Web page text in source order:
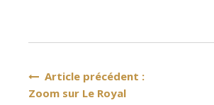
Navigation
Article précédent :
Zoom sur Le Royal